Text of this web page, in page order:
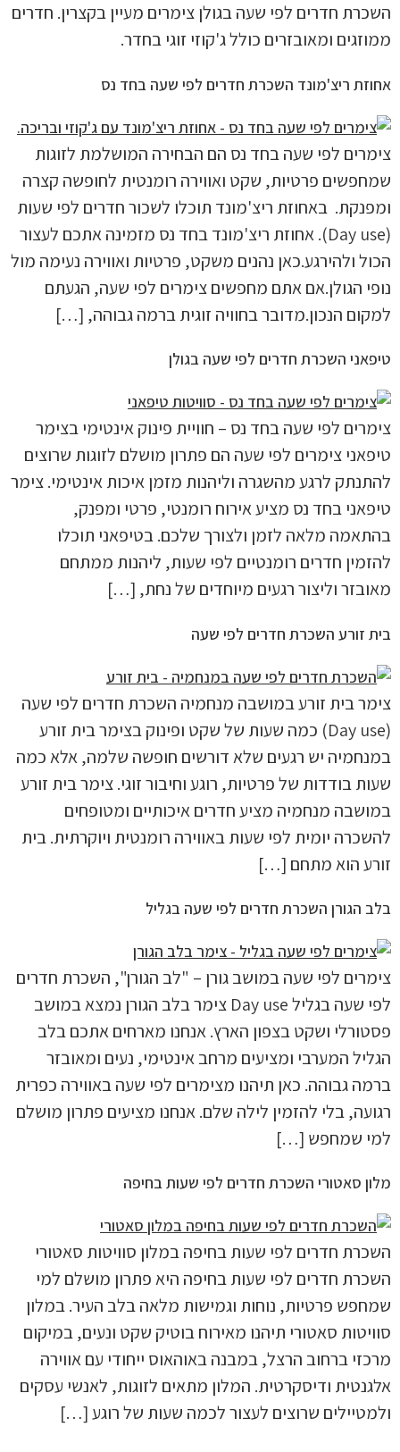
השכרת חדרים לפי שעה בגולן צימרים מעיין בקצרין. חדרים
ממוזגים ומאובזרים כולל ג'קוזי זוגי בחדר.
אחוזת ריצ'מונד השכרת חדרים לפי שעה בחד נס
צימרים לפי שעה בחד נס הם הבחירה המושלמת לזוגות
שמחפשים פרטיות, שקט ואווירה רומנטית לחופשה קצרה
ומפנקת. באחוזת ריצ'מונד תוכלו לשכור חדרים לפי שעות
(Day use). אחוזת ריצ'מונד בחד נס מזמינה אתכם לעצור
הכול ולהירגע.כאן נהנים משקט, פרטיות ואווירה נעימה מול
נופי הגולן.אם אתם מחפשים צימרים לפי שעה, הגעתם
למקום הנכון.מדובר בחוויה זוגית ברמה גבוהה, […]
טיפאני השכרת חדרים לפי שעה בגולן
צימרים לפי שעה בחד נס – חוויית פינוק אינטימי בצימר
טיפאני צימרים לפי שעה הם פתרון מושלם לזוגות שרוצים
להתנתק לרגע מהשגרה וליהנות מזמן איכות אינטימי. צימר
טיפאני בחד נס מציע אירוח רומנטי, פרטי ומפנק,
בהתאמה מלאה לזמן ולצורך שלכם. בטיפאני תוכלו
להזמין חדרים רומנטיים לפי שעות, ליהנות ממתחם
מאובזר וליצור רגעים מיוחדים של נחת, […]
בית זורע השכרת חדרים לפי שעה
צימר בית זורע במושבה מנחמיה השכרת חדרים לפי שעה
(Day use) כמה שעות של שקט ופינוק בצימר בית זורע
במנחמיה יש רגעים שלא דורשים חופשה שלמה, אלא כמה
שעות בודדות של פרטיות, רוגע וחיבור זוגי. צימר בית זורע
במושבה מנחמיה מציע חדרים איכותיים ומטופחים
להשכרה יומית לפי שעות באווירה רומנטית ויוקרתית. בית
זורע הוא מתחם […]
בלב הגורן השכרת חדרים לפי שעה בגליל
צימרים לפי שעה במושב גורן – "לב הגורן", השכרת חדרים
לפי שעה בגליל Day use צימר בלב הגורן נמצא במושב
פסטורלי ושקט בצפון הארץ. אנחנו מארחים אתכם בלב
הגליל המערבי ומציעים מרחב אינטימי, נעים ומאובזר
ברמה גבוהה. כאן תיהנו מצימרים לפי שעה באווירה כפרית
רגועה, בלי להזמין לילה שלם. אנחנו מציעים פתרון מושלם
למי שמחפש […]
מלון סאטורי השכרת חדרים לפי שעות בחיפה
השכרת חדרים לפי שעות בחיפה במלון סוויטות סאטורי
השכרת חדרים לפי שעות בחיפה היא פתרון מושלם למי
שמחפש פרטיות, נוחות וגמישות מלאה בלב העיר. במלון
סוויטות סאטורי תיהנו מאירוח בוטיק שקט ונעים, במיקום
מרכזי ברחוב הרצל, במבנה באוהאוס ייחודי עם אווירה
אלגנטית ודיסקרטית. המלון מתאים לזוגות, לאנשי עסקים
ולמטיילים שרוצים לעצור לכמה שעות של רוגע […]